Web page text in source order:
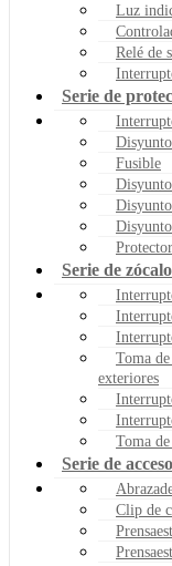
Luz
Relé de
Serie de
Fusible
Serie de
Toma
exteriores
Toma
Serie de
Clip de